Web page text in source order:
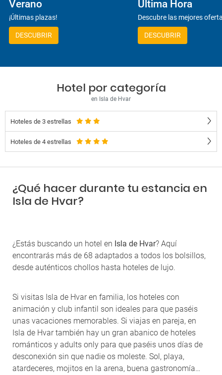
Verano
¡Últimas plazas!
DESCUBRIR
Última Hora
Descubre las mejores
DESCUBRIR
Hotel por categoría
en Isla de Hvar
Hoteles de 3 estrellas
Hoteles de 4 estrellas
¿Qué hacer durante tu estancia en
Isla de Hvar?
¿Estás buscando un hotel en Isla de Hvar? Aquí
encontrarás más de 68 adaptados a todos los bolsillos,
desde auténticos chollos hasta hoteles de lujo.
Si visitas Isla de Hvar en familia, los hoteles con
animación y club infantil son ideales para que paséis
unas vacaciones memorables. Si viajas en pareja, en
Isla de Hvar también hay un gran abanico de hoteles
románticos y adults only para que paséis unos días de
desconexión sin que nadie os moleste. Sol, playa,
atardeceres, mojitos en la arena, buena gastronomía…